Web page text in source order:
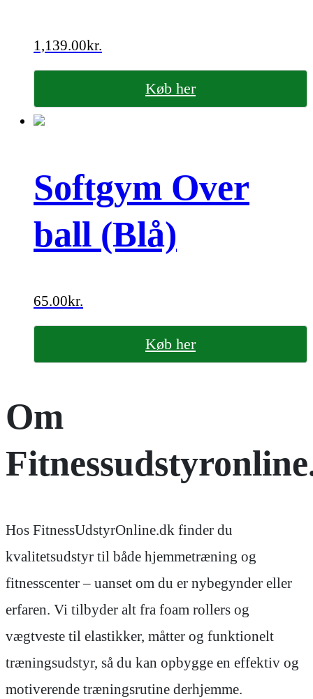
1,139.00kr.
Køb her
Softgym Over
ball (Blå)
65.00kr.
Køb her
Om
Hos FitnessUdstyrOnline.dk finder du
kvalitetsudstyr til både hjemmetræning og
fitnesscenter – uanset om du er nybegynder eller
erfaren. Vi tilbyder alt fra foam rollers og
vægtveste til elastikker, måtter og funktionelt
træningsudstyr, så du kan opbygge en effektiv og
motiverende træningsrutine derhjemme.